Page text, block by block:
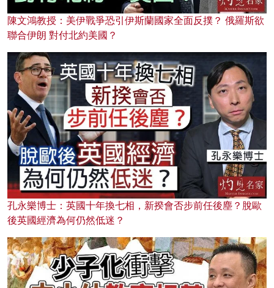
陳文鴻教授：美伊戰爭恐引伊斯蘭國家全面反撲？ 俄羅斯欲
聯合伊朗 對付北約美國？
孔永樂博士：英國十年換七相，新揆會否步前任後塵？脫歐
後英國經濟為何仍然低迷？